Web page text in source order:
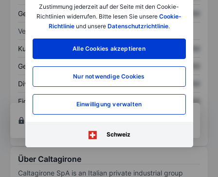
Zustimmung jederzeit auf der Seite mit den Cookie-
Richtlinien widerrufen. Bitte lesen Sie unsere Cookie-
Richtlinieund unsere Datenschutzrichtlinie.
Alle Cookies akzeptieren
Nur notwendige Cookies
Einwilligung verwalten
Schweiz
Gesamtschulden XXXXXXX XXXXXXX
Verhältnisse
Kurs/Umsatz XXXXXXX
Gewinn je Aktie XXXXXXX XXXXXXX
Dividende je Aktie XXXXXXX
Eigenkapitalrendite XXXXXXX
XXXXXXX
Konto eröffnenum Zugriff auf mehr Diagramm-
Über Caltagirone
Caltagirone SpA is an Italian private industrial group